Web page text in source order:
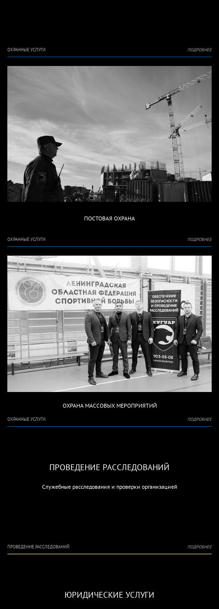
ОХРАННЫЕ УСЛУГИ ПОДРОБНЕЕ
ПОСТОВАЯ ОХРАНА
ОХРАННЫЕ УСЛУГИ ПОДРОБНЕЕ
ОХРАНА МАССОВЫХ МЕРОПРИЯТИЙ
ОХРАННЫЕ УСЛУГИ ПОДРОБНЕЕ
ПРОВЕДЕНИЕ РАССЛЕДОВАНИЙ
Служебные расследования и проверки организацией
ПРОВЕДЕНИЕ РАССЛЕДОВАНИЙ ПОДРОБНЕЕ
ЮРИДИЧЕСКИЕ УСЛУГИ